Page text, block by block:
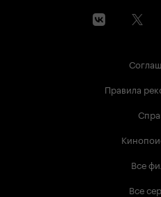
Правила
Все
Все